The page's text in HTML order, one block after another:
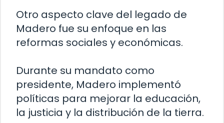
Otro aspecto clave del legado de
Madero fue su enfoque en las
reformas sociales y económicas.
Durante su mandato como
presidente, Madero implementó
políticas para mejorar la educación,
la justicia y la distribución de la tierra.